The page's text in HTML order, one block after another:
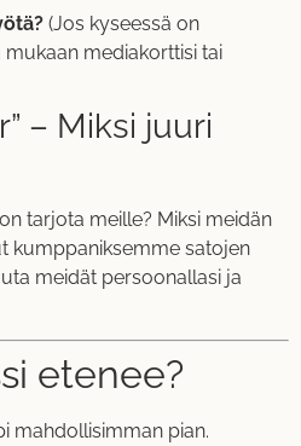
(Jos kyseessä on
mediakorttisi tai
– Miksi juuri
tarjota meille? Miksi meidän
kumppaniksemme satojen
meidät persoonallasi ja
etenee?
mahdollisimman pian.